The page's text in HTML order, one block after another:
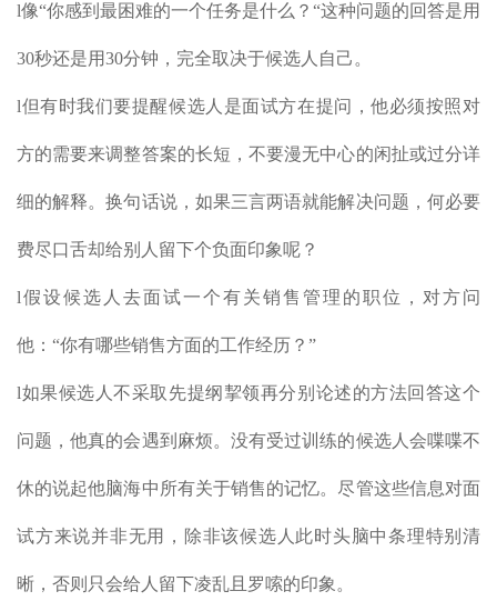
l像“你感到最困难的一个任务是什么？“这种问题的回答是用
30秒还是用30分钟，完全取决于候选人自己。
l但有时我们要提醒候选人是面试方在提问，他必须按照对
方的需要来调整答案的长短，不要漫无中心的闲扯或过分详
细的解释。换句话说，如果三言两语就能解决问题，何必要
费尽口舌却给别人留下个负面印象呢？
l假设候选人去面试一个有关销售管理的职位，对方问
他：“你有哪些销售方面的工作经历？”
l如果候选人不采取先提纲挈领再分别论述的方法回答这个
问题，他真的会遇到麻烦。没有受过训练的候选人会喋喋不
休的说起他脑海中所有关于销售的记忆。尽管这些信息对面
试方来说并非无用，除非该候选人此时头脑中条理特别清
晰，否则只会给人留下凌乱且罗嗦的印象。